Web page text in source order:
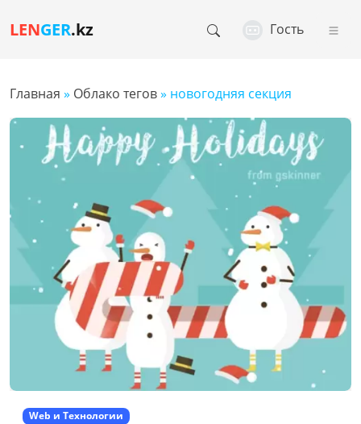
LENGER.kz Гость
Главная » Облако тегов» новогодняя секция
Web и Технологии